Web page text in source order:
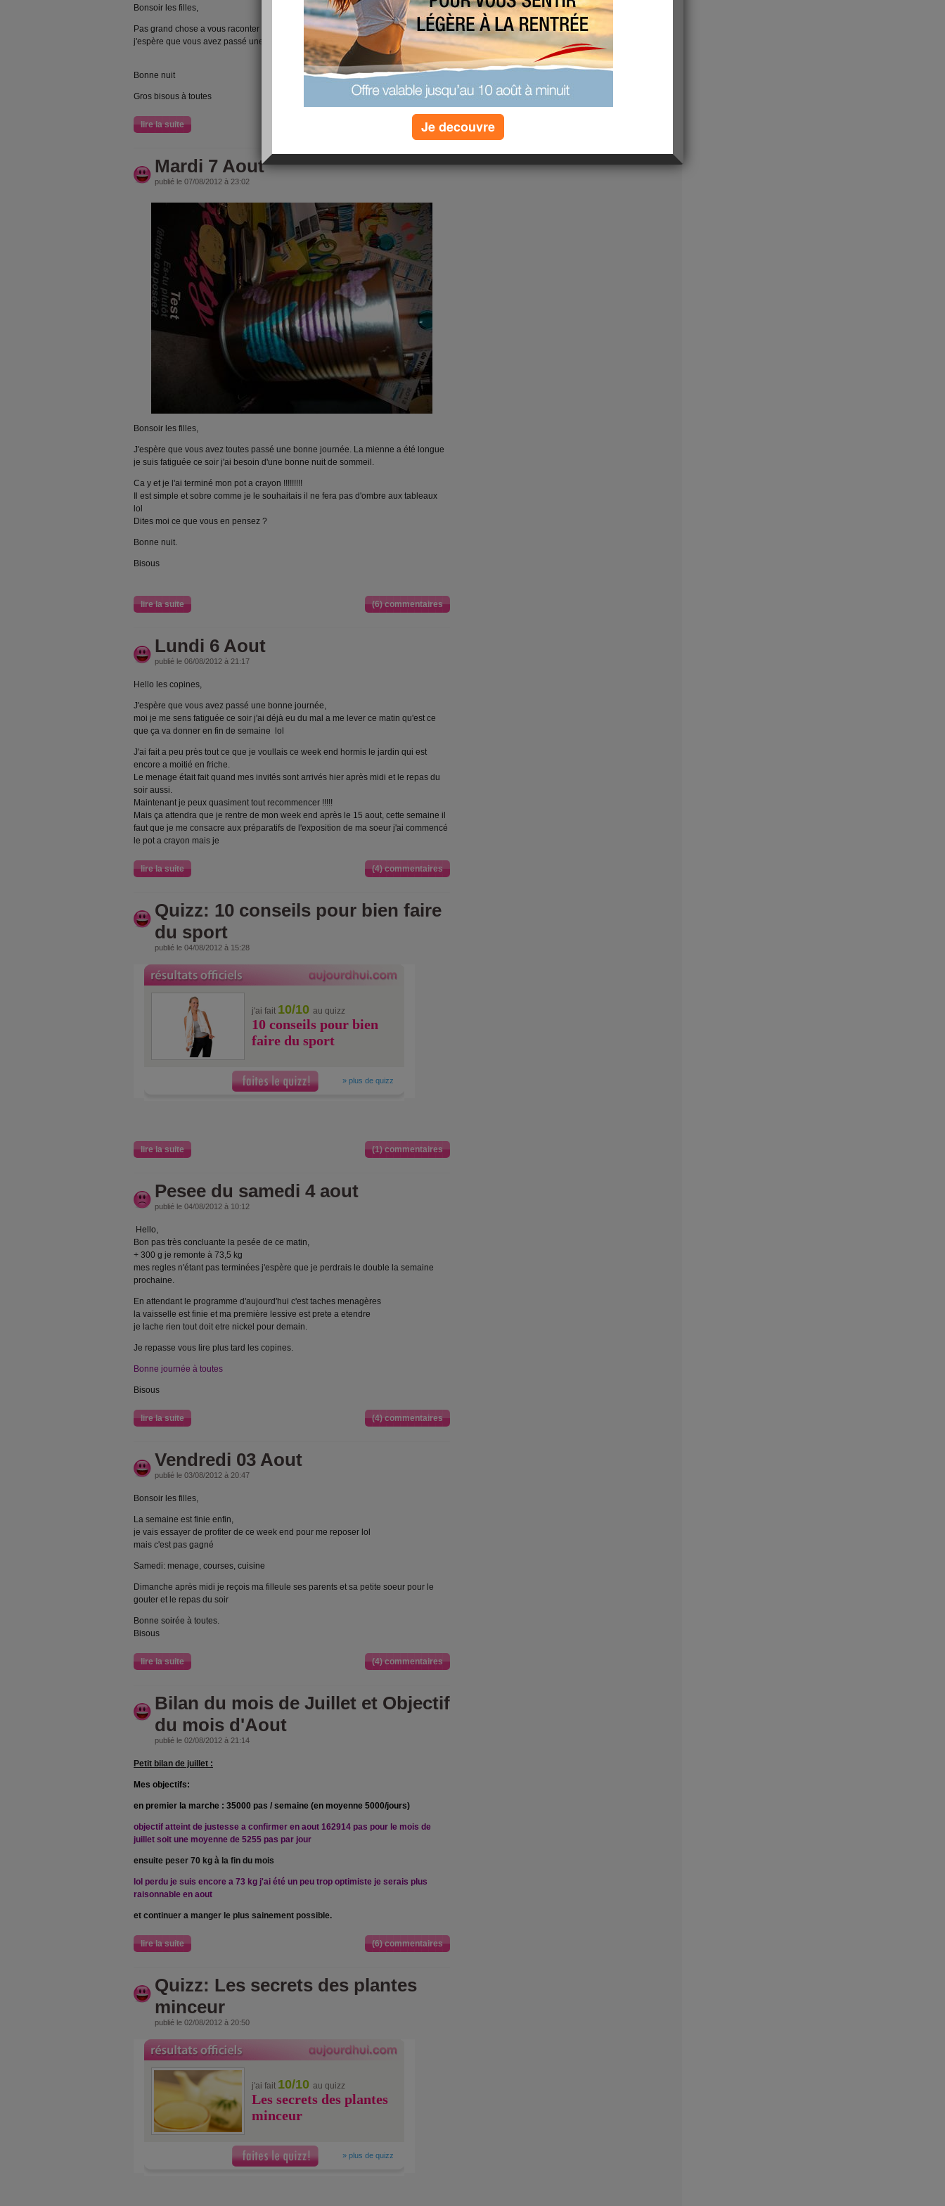
Bonsoir les filles,
Pas grand chose a vous raconter ce soir lol
j'espère que vous avez passé une bonne journée
Bonne nuit
Gros bisous à toutes
lire la suite (4) commentaires
Mardi 7 Aout
publié le 07/08/2012 à 23:02
Bonsoir les filles,
J'espère que vous avez toutes passé une bonne journée. La mienne a été longue
je suis fatiguée ce soir j'ai besoin d'une bonne nuit de sommeil.
Ca y et je l'ai terminé mon pot a crayon !!!!!!!!!
Il est simple et sobre comme je le souhaitais il ne fera pas d'ombre aux tableaux
lol
Dites moi ce que vous en pensez ?
Bonne nuit.
Bisous
lire la suite (6) commentaires
Lundi 6 Aout
publié le 06/08/2012 à 21:17
Hello les copines,
J'espère que vous avez passé une bonne journée,
moi je me sens fatiguée ce soir j'ai déjà eu du mal a me lever ce matin qu'est ce
que ça va donner en fin de semaine lol
J'ai fait a peu près tout ce que je voullais ce week end hormis le jardin qui est
encore a moitié en friche.
Le menage était fait quand mes invités sont arrivés hier après midi et le repas du
soir aussi.
Maintenant je peux quasiment tout recommencer !!!!!
Mais ça attendra que je rentre de mon week end après le 15 aout, cette semaine il
faut que je me consacre aux préparatifs de l'exposition de ma soeur j'ai commencé
le pot a crayon mais je
lire la suite (4) commentaires
Quizz: 10 conseils pour bien faire
du sport
publié le 04/08/2012 à 15:28
j'ai fait 10/10 au quizz
10 conseils pour bien
faire du sport
» plus de quizz
lire la suite (1) commentaires
Pesee du samedi 4 aout
publié le 04/08/2012 à 10:12
Hello,
Bon pas très concluante la pesée de ce matin,
+ 300 g je remonte à 73,5 kg
mes regles n'étant pas terminées j'espère que je perdrais le double la semaine
prochaine.
En attendant le programme d'aujourd'hui c'est taches menagères
la vaisselle est finie et ma première lessive est prete a etendre
je lache rien tout doit etre nickel pour demain.
Je repasse vous lire plus tard les copines.
Bonne journée à toutes
Bisous
lire la suite (4) commentaires
Vendredi 03 Aout
publié le 03/08/2012 à 20:47
Bonsoir les filles,
La semaine est finie enfin,
je vais essayer de profiter de ce week end pour me reposer lol
mais c'est pas gagné
Samedi: menage, courses, cuisine
Dimanche après midi je reçois ma filleule ses parents et sa petite soeur pour le
gouter et le repas du soir
Bonne soirée à toutes.
Bisous
lire la suite (4) commentaires
Bilan du mois de Juillet et Objectif
du mois d'Aout
publié le 02/08/2012 à 21:14
Petit bilan de juillet :
Mes objectifs:
en premier la marche : 35000 pas / semaine (en moyenne 5000/jours)
objectif atteint de justesse a confirmer en aout 162914 pas pour le mois de
juillet soit une moyenne de 5255 pas par jour
ensuite peser 70 kg à la fin du mois
lol perdu je suis encore a 73 kg j'ai été un peu trop optimiste je serais plus
raisonnable en aout
et continuer a manger le plus sainement possible.
lire la suite (6) commentaires
Quizz: Les secrets des plantes
minceur
publié le 02/08/2012 à 20:50
j'ai fait 10/10 au quizz
Les secrets des plantes
minceur
» plus de quizz
Je decouvre